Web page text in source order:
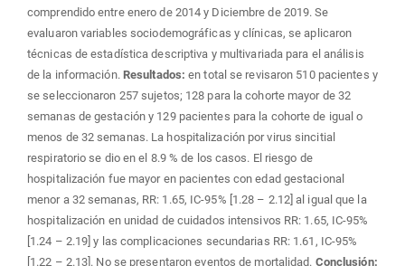
comprendido entre enero de 2014 y Diciembre de 2019. Se
evaluaron variables sociodemográficas y clínicas, se aplicaron
técnicas de estadística descriptiva y multivariada para el análisis
de la información. Resultados: en total se revisaron 510 pacientes y
se seleccionaron 257 sujetos; 128 para la cohorte mayor de 32
semanas de gestación y 129 pacientes para la cohorte de igual o
menos de 32 semanas. La hospitalización por virus sincitial
respiratorio se dio en el 8.9 % de los casos. El riesgo de
hospitalización fue mayor en pacientes con edad gestacional
menor a 32 semanas, RR: 1.65, IC-95% [1.28 – 2.12] al igual que la
hospitalización en unidad de cuidados intensivos RR: 1.65, IC-95%
[1.24 – 2.19] y las complicaciones secundarias RR: 1.61, IC-95%
[1.22 – 2.13]. No se presentaron eventos de mortalidad. Conclusión: